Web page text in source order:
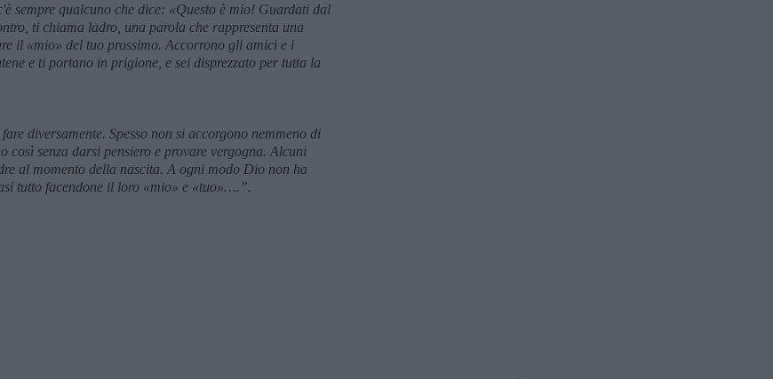
sempre qualcuno che dice: «Questo è mio! Guardati dal
ti chiama ladro, una parola che rappresenta una
il «mio» del tuo prossimo. Accorrono gli amici e i
e ti portano in prigione, e sei disprezzato per tutta la
diversamente. Spesso non si accorgono nemmeno di
senza darsi pensiero e provare vergogna. Alcuni
al momento della nascita. A ogni modo Dio non ha
tutto facendone il loro «mio» e «tuo»….”.